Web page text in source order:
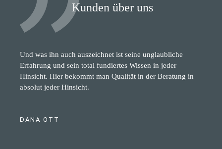
Kunden über uns
Und was ihn auch auszeichnet ist seine unglaubliche
Erfahrung und sein total fundiertes Wissen in jeder
Hinsicht. Hier bekommt man Qualität in der Beratung in
absolut jeder Hinsicht.
DANA OTT